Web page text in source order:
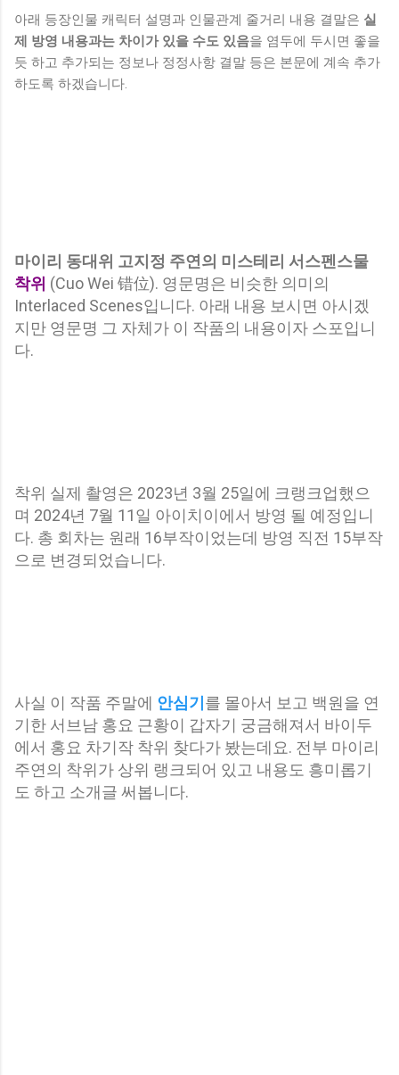
아래 등장인물 캐릭터 설명과 인물관계 줄거리 내용 결말은 실
제 방영 내용과는 차이가 있을 수도 있음을 염두에 두시면 좋을
듯 하고 추가되는 정보나 정정사항 결말 등은 본문에 계속 추가
하도록 하겠습니다.
마이리 동대위 고지정 주연의 미스테리 서스펜스물
착위 (Cuo Wei 错位). 영문명은 비슷한 의미의
Interlaced Scenes입니다. 아래 내용 보시면 아시겠
지만 영문명 그 자체가 이 작품의 내용이자 스포입니
다.
착위 실제 촬영은 2023년 3월 25일에 크랭크업했으
며 2024년 7월 11일 아이치이에서 방영 될 예정입니
다. 총 회차는 원래 16부작이었는데 방영 직전 15부작
으로 변경되었습니다.
사실 이 작품 주말에 안심기 를 몰아서 보고 백원을 연
기한 서브남 홍요 근황이 갑자기 궁금해져서 바이두
에서 홍요 차기작 착위 찾다가 봤는데요. 전부 마이리
주연의 착위가 상위 랭크되어 있고 내용도 흥미롭기
도 하고 소개글 써봅니다.